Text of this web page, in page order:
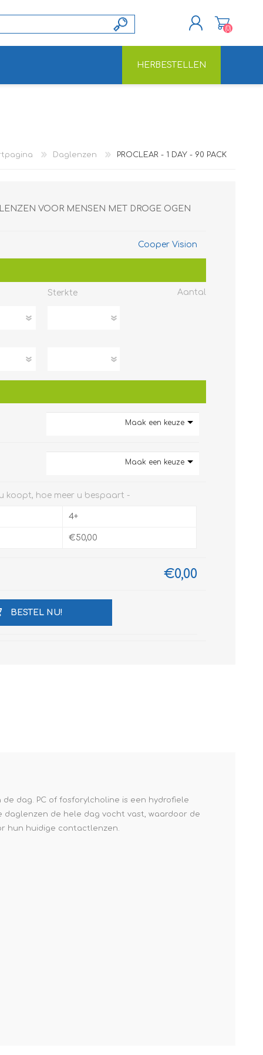
(0)
HERBESTELLEN
Daglenzen PROCLEAR - 1 DAY - 90 PACK
VOOR MENSEN MET DROGE OGEN
Cooper Vision
Sterkte Aantal
Maak een keuze
Maak een keuze
koopt, hoe meer u bespaart -
4+
€50,00
€0,00
BESTEL NU!
de dag. PC of fosforylcholine is een hydrofiele
daglenzen de hele dag vocht vast, waardoor de
hun huidige contactlenzen.